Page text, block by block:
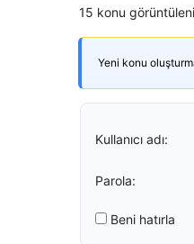
15 konu
Yeni konu
Kullanıcı adı:
Parola:
Beni hatırla